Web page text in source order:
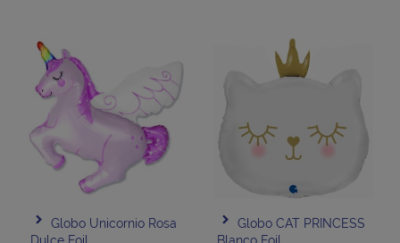
Globo Unicornio Rosa
Globo CAT PRINCESS